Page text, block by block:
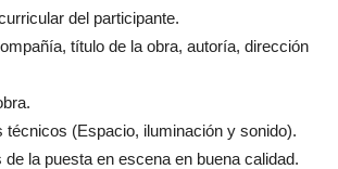
del participante.
título de la obra, autoría, dirección
técnicos (Espacio, iluminación y sonido).
la puesta en escena en buena calidad.